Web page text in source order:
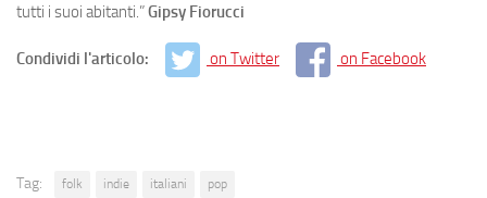
tutti i suoi abitanti.”Gipsy Fiorucci
Condividi l'articolo: on Twitter on Facebook
Tag: folk indie italiani pop